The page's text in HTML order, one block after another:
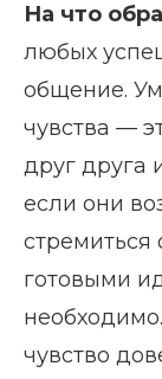
На что
любых
общение.
чувства —
друг друга
если они
стремиться
готовыми
чувство